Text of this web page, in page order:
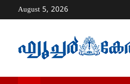
August 5, 2026